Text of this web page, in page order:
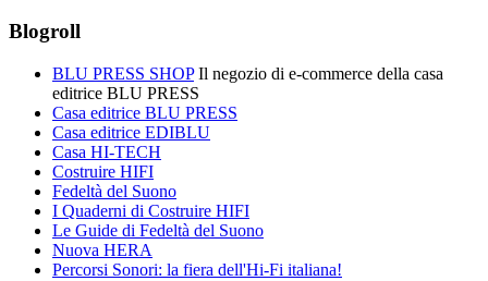
Blogroll
BLU PRESS SHOPIl negozio di e-commerce della casa
editrice BLU PRESS
Casa editrice BLU PRESS
Casa editrice EDIBLU
Casa HI-TECH
Costruire HIFI
Fedeltà del Suono
I Quaderni di Costruire HIFI
Le Guide di Fedeltà del Suono
Nuova HERA
Percorsi Sonori: la fiera dell'Hi-Fi italiana!